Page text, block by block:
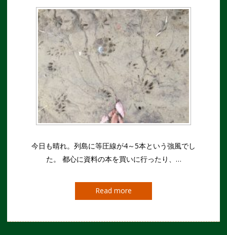
今日も晴れ。列島に等圧線が4～5本という強風でし
た。 都心に資料の本を買いに行ったり、…
Read more